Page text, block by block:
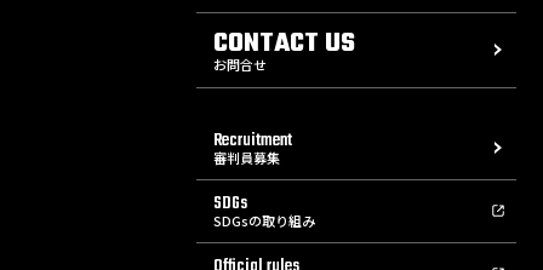
CONTACT US
お問合せ
Recruitment
審判員募集
SDGs
SDGsの取り組み